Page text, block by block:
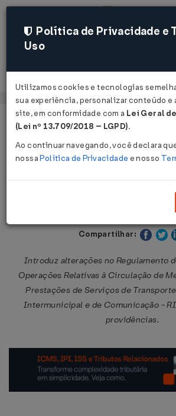
Página Inicial Legislações
Decreto nº 53.217 de
Publicado no DOE - SP em
Compartilhar:
Introduz alterações no Regulamento
Operações Relativas à Circulação de
Prestações de Serviços de
Intermunicipal e de Comunicação -
providências.
Política de Privacidade e
Uso
Utilizamos cookies e tecnologias
sua experiência, personalizar conteúdo e
site, em conformidade com a Lei Geral
(Lei nº 13.709/2018 – LGPD).
Ao continuar navegando, você declara
nossaPolítica de Privacidade e nosso